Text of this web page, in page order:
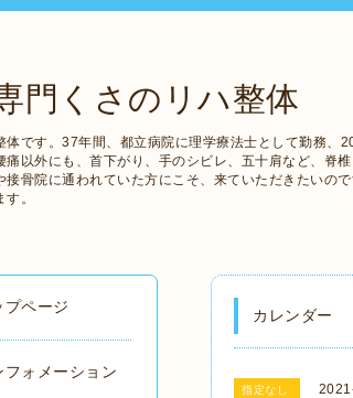
門くさのリハ整体
体です。37年間、都立病院に理学療法士として勤務、
痛以外にも、首下がり、手のシビレ、五十肩など、脊
接骨院に通われていた方にこそ、来ていただきたいの
。
カレンダー
指定なし
プページ
フォメーション